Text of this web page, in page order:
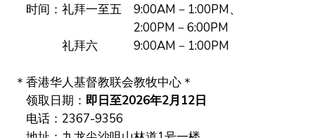
时间：礼拜一至五 9:00AM－1:00PM、
2:00PM－6:00PM
礼拜六 9:00AM－1:00PM
＊香港华人基督教联会教牧中心＊
领取日期： 即日至2026年2月12日
电话：2367-9356